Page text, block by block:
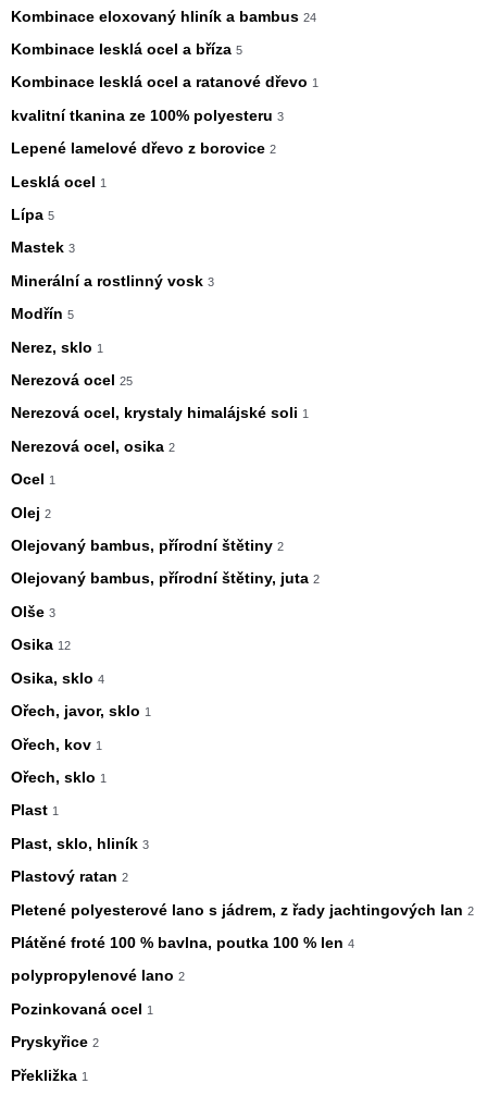
Kombinace eloxovaný hliník a bambus 24
Kombinace lesklá ocel a bříza 5
Kombinace lesklá ocel a ratanové dřevo 1
kvalitní tkanina ze 100% polyesteru 3
Lepené lamelové dřevo z borovice 2
Lesklá ocel 1
Lípa 5
Mastek 3
Minerální a rostlinný vosk 3
Modřín 5
Nerez, sklo 1
Nerezová ocel 25
Nerezová ocel, krystaly himalájské soli 1
Nerezová ocel, osika 2
Ocel 1
Olej 2
Olejovaný bambus, přírodní štětiny 2
Olejovaný bambus, přírodní štětiny, juta 2
Olše 3
Osika 12
Osika, sklo 4
Ořech, javor, sklo 1
Ořech, kov 1
Ořech, sklo 1
Plast 1
Plast, sklo, hliník 3
Plastový ratan 2
Pletené polyesterové lano s jádrem, z řady jachtingových lan 2
Plátěné froté 100 % bavlna, poutka 100 % len 4
polypropylenové lano 2
Pozinkovaná ocel 1
Pryskyřice 2
Překližka 1